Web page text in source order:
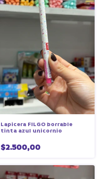
Lapicera FILGO borrable
tinta azul unicornio
$2.500,00